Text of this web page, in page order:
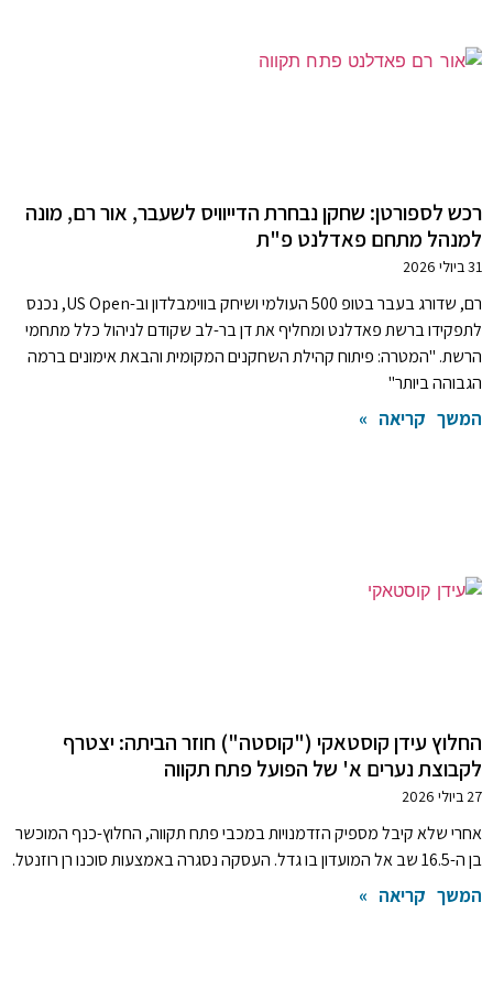
רכש לספורטן: שחקן נבחרת הדייוויס לשעבר, אור רם, מונה
למנהל מתחם פאדלנט פ"ת
31 ביולי 2026
רם, שדורג בעבר בטופ 500 העולמי ושיחק בווימבלדון וב-US Open, נכנס
לתפקידו ברשת פאדלנט ומחליף את דן בר-לב שקודם לניהול כלל מתחמי
הרשת. "המטרה: פיתוח קהילת השחקנים המקומית והבאת אימונים ברמה
הגבוהה ביותר"
המשך קריאה »
החלוץ עידן קוסטאקי ("קוסטה") חוזר הביתה: יצטרף
לקבוצת נערים א' של הפועל פתח תקווה
27 ביולי 2026
אחרי שלא קיבל מספיק הזדמנויות במכבי פתח תקווה, החלוץ-כנף המוכשר
בן ה-16.5 שב אל המועדון בו גדל. העסקה נסגרה באמצעות סוכנו רן רוזנטל.
המשך קריאה »